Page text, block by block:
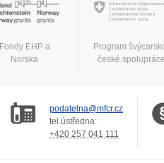
Fondy EHP a
Norska
Program
české
podatelna@mfcr.cz
tel.ústředna:
+420 257 041 111